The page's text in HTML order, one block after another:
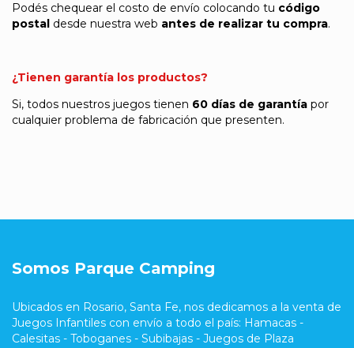
Podés chequear el costo de envío colocando tu código
postal desde nuestra web antes de realizar tu compra.
¿Tienen garantía los productos?
Si, todos nuestros juegos tienen 60 días de garantía por
cualquier problema de fabricación que presenten.
Somos Parque Camping
Ubicados en Rosario, Santa Fe, nos dedicamos a la venta de
Juegos Infantiles con envío a todo el país: Hamacas -
Calesitas - Toboganes - Subibajas - Juegos de Plaza